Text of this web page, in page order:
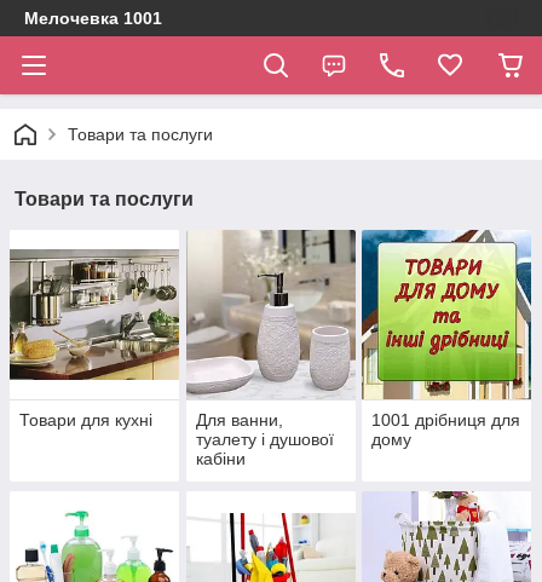
Мелочевка 1001
Товари та послуги
Товари та послуги
Товари для кухні
Для ванни,
туалету і душової
кабіни
1001 дрібниця для
дому